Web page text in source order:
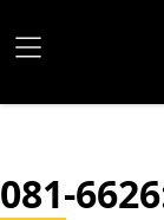
081-6626